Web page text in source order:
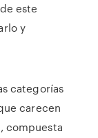
este
y
categorías
carecen
compuesta